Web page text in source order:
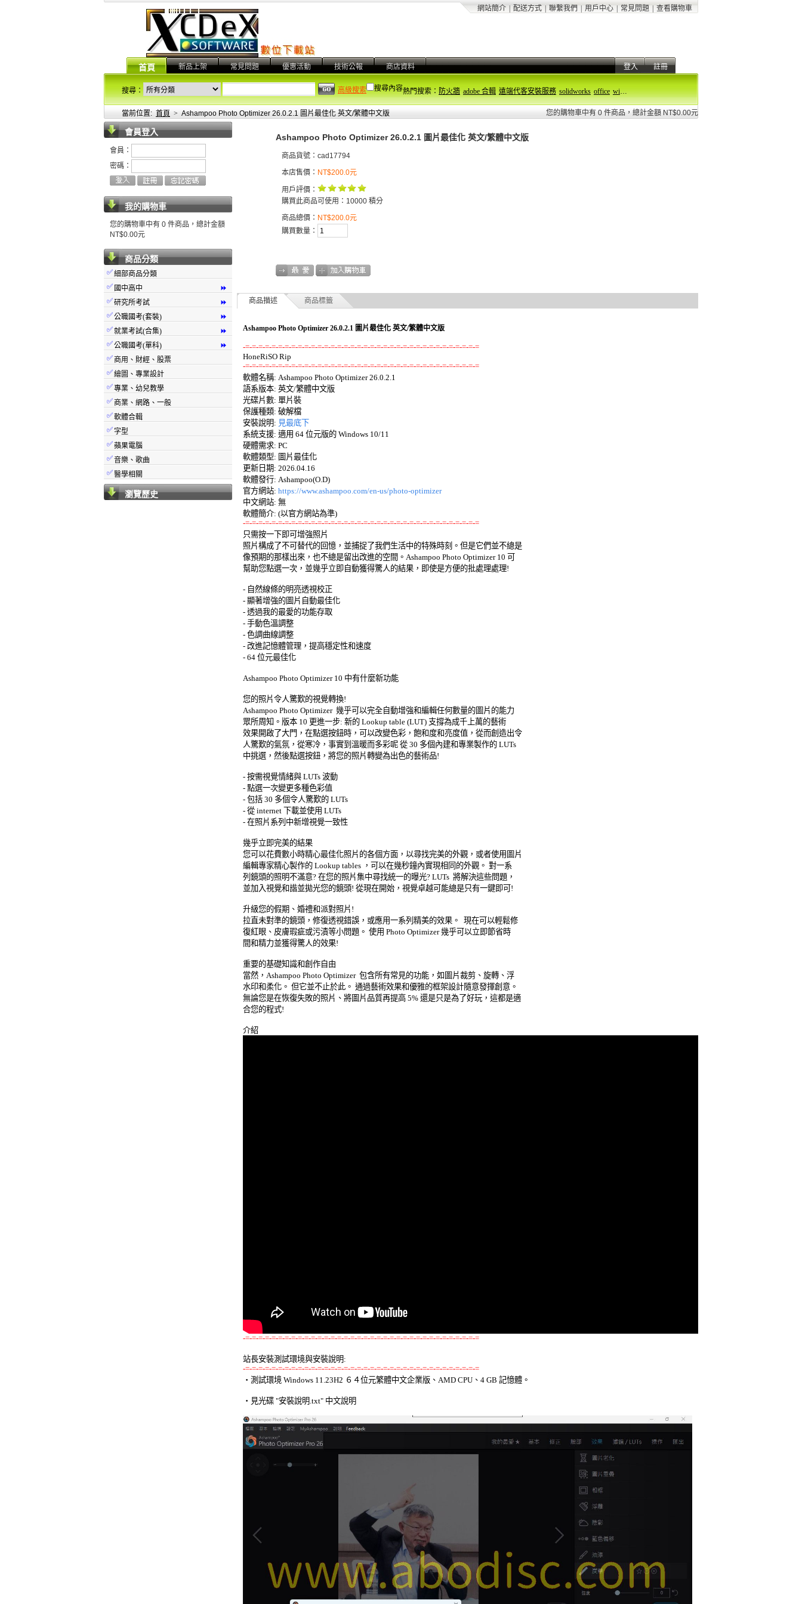
網站簡介 配送方式 聯繫我們 用戶中心 常見問題 查看購物車
首頁 新品上架 常見問題 優惠活動 技術公報 商店資料 登入 註冊
熱門搜索：防火牆 adobe 合輯 遠端代客安裝服務 solidworks office windows 11
搜尋： 搜尋內容
高級搜索
當前位置: 首頁 > Ashampoo Photo Optimizer 26.0.2.1 圖片最佳化 英文/繁體中文版 您的購物車中有 0 件商品，總計金額 NT$0.00元
會員登入
會員：
密碼：
我的購物車
您的購物車中有 0 件商品，總計金額
NT$0.00元
商品分類
✅細部商品分類
⏩
✅ 國中高中
⏩
✅研究所考試
⏩
✅公職國考(套裝)
⏩
✅就業考試(合集)
⏩
✅公職國考(單科)
✅ 商用、財經、股票
✅繪圖、專業設計
✅專業、幼兒教學
✅ 商業、網路、一般
✅軟體合輯
✅字型
✅蘋果電腦
✅音樂、歌曲
✅醫學相關
瀏覽歷史
Ashampoo Photo Optimizer 26.0.2.1 圖片最佳化 英文/繁體中文版
商品貨號：cad17794
本店售價： NT$200.0元
用戶評價：
購買此商品可使用：10000 積分
商品總價： NT$200.0元
購買數量：
商品描述 商品標籤
Ashampoo Photo Optimizer 26.0.2.1 圖片最佳化 英文/繁體中文版
-=-=-=-=-=-=-=-=-=-=-=-=-=-=-=-=-=-=-=-=-=-=-=-=-=-=-=-=-=-=-=-=-=-=-=-=
-=-=-=-=-=-=-=-=-=-=-=-=-=-=-=-=-=-=-=-=-=-=-=-=-=-=-=-=-=-=-=-=-=-=-=-=
軟體名稱: Ashampoo Photo Optimizer 26.0.2.1
語系版本: 英文/繁體中文版
光碟片數: 單片裝
保護種類: 破解檔
安裝說明: 見最底下
系統支援: 適用 64 位元版的 Windows 10/11
硬體需求: PC
軟體類型: 圖片最佳化
更新日期: 2026.04.16
軟體發行: Ashampoo(O.D)
官方網站: https://www.ashampoo.com/en-us/photo-optimizer
中文網站: 無
-=-=-=-=-=-=-=-=-=-=-=-=-=-=-=-=-=-=-=-=-=-=-=-=-=-=-=-=-=-=-=-=-=-=-=-=
只需按一下即可增強照片
照片構成了不可替代的回憶，並捕捉了我們生活中的特殊時刻。但是它們並不總是
像預期的那樣出來，也不總是留出改進的空間。Ashampoo Photo Optimizer 10 可
幫助您點選一次，並幾乎立即自動獲得驚人的結果，即使是方便的批處理處理!
- 自然線條的明亮透視校正
- 顯著增強的圖片自動最佳化
- 透過我的最愛的功能存取
- 手動色溫調整
- 色調曲線調整
- 改進記憶體管理，提高穩定性和速度
- 64 位元最佳化
Ashampoo Photo Optimizer 10 中有什麼新功能
您的照片令人驚歎的視覺轉換!
Ashampoo Photo Optimizer  幾乎可以完全自動增強和編輯任何數量的圖片的能力
眾所周知。版本 10 更進一步: 新的 Lookup table (LUT) 支撐為成千上萬的藝術
效果開啟了大門，在點選按鈕時，可以改變色彩，飽和度和亮度值，從而創造出令
人驚歎的氣氛，從寒冷，事實到溫暖而多彩呢 從 30 多個內建和專業製作的 LUTs
中挑選，然後點選按鈕，將您的照片轉變為出色的藝術品!
- 按需視覺情緒與 LUTs 波動
- 點選一次變更多種色彩值
- 包括 30 多個令人驚歎的 LUTs
- 從 internet 下載並使用 LUTs
- 在照片系列中新增視覺一致性
幾乎立即完美的結果
您可以花費數小時精心最佳化照片的各個方面，以尋找完美的外觀，或者使用圖片
編輯專家精心製作的 Lookup tables ，可以在幾秒鐘內實現相同的外觀。 對一系
列鏡頭的照明不滿意? 在您的照片集中尋找統一的曝光? LUTs  將解決這些問題，
並加入視覺和諧並拋光您的鏡頭! 從現在開始，視覺卓越可能總是只有一鍵即可!
升級您的假期、婚禮和派對照片!
拉直未對準的鏡頭，修復透視錯誤，或應用一系列精美的效果。  現在可以輕鬆修
復紅眼、皮膚瑕疵或污漬等小問題。 使用 Photo Optimizer 幾乎可以立即節省時
間和精力並獲得驚人的效果!
重要的基礎知識和創作自由
當然，Ashampoo Photo Optimizer  包含所有常見的功能，如圖片裁剪、旋轉、浮
水印和柔化。 但它並不止於此。 通過藝術效果和優雅的框架設計隨意發揮創意。
無論您是在恢復失敗的照片、將圖片品質再提高 5% 還是只是為了好玩，這都是適
合您的程式!
-=-=-=-=-=-=-=-=-=-=-=-=-=-=-=-=-=-=-=-=-=-=-=-=-=-=-=-=-=-=-=-=-=-=-=-=
站長安裝測試環境與安裝說明:
-=-=-=-=-=-=-=-=-=-=-=-=-=-=-=-=-=-=-=-=-=-=-=-=-=-=-=-=-=-=-=-=-=-=-=-=
‧測試環境 Windows 11.23H2 ６４位元繁體中文企業版、AMD CPU、4 GB 記憶體。
‧見光碟 "安裝說明.txt" 中文說明